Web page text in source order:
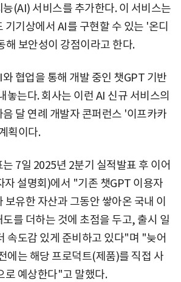
(AI) 서비스를 추가한다. 이 서비스는
기기상에서 AI를 구현할 수 있는 '온디
해 보안성이 강점이라고 한다.
협업을 통해 개발 중인 챗GPT 기반
놓는다. 회사는 이런 AI 신규 서비스의
달 연례 개발자 콘퍼런스 '이프카카
획이다.
7일 2025년 2분기 실적발표 후 이어
자 설명회)에서 "기존 챗GPT 이용자
유한 자산과 그동안 쌓아온 국내 이
를 더하는 것에 초점을 두고, 출시 일
속도감 있게 준비하고 있다"며 "늦어
에는 해당 프로덕트(제품)를 직접 사
로 예상한다"고 말했다.